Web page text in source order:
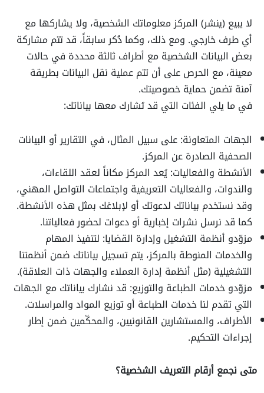
لا يبيع (ينشر) المركز معلوماتك الشخصية، ولا يشاركها مع
أي طرف خارجي. ومع ذلك، وكما ذُكر سابقاً، قد تتم مشاركة
بعض البيانات الشخصية مع أطراف ثالثة محددة في حالات
معينة، مع الحرص على أن تتم عملية نقل البيانات بطريقة
آمنة تضمن حماية خصوصيتك.
في ما يلي الفئات التي قد نُشارك معها بياناتك:
الجهات المتعاونة: على سبيل المثال، في التقارير أو البيانات
الصحفية الصادرة عن المركز.
الأنشطة والفعاليات: يُعد المركز مكاناً لعقد اللقاءات،
والندوات، والفعاليات التعريفية واجتماعات التواصل المهني،
وقد نستخدم بياناتك لدعوتك أو لإبلاغك بمثل هذه الأنشطة.
كما قد نرسل نشرات إخبارية أو دعوات لحضور فعالياتنا.
مزوّدو أنظمة التشغيل وإدارة القضايا: لتنفيذ المهام
والخدمات المنوطة بالمركز، يتم تسجيل بياناتك ضمن أنظمتنا
التشغيلية (مثل أنظمة إدارة العملاء والجهات ذات العلاقة).
مزوّدو خدمات الطباعة والتوزيع: قد نشارك بياناتك مع الجهات
التي تقدم لنا خدمات الطباعة أو توزيع المواد والمراسلات.
الأطراف، والمستشارين القانونيين، والمحكّمين ضمن إطار
إجراءات التحكيم.
متى نجمع أرقام التعريف الشخصية؟